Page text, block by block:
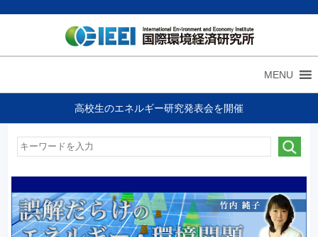
MENU
高校生のエネルギー研究発表会を開催